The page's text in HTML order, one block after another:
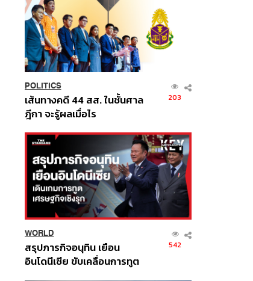
POLITICS
เส้นทางคดี 44 สส. ในชั้นศาล
ฎีกา จะรู้ผลเมื่อไร
203
WORLD
สรุปภารกิจอนุทิน เยือน
อินโดนีเซีย ขับเคลื่อนการทูต
542